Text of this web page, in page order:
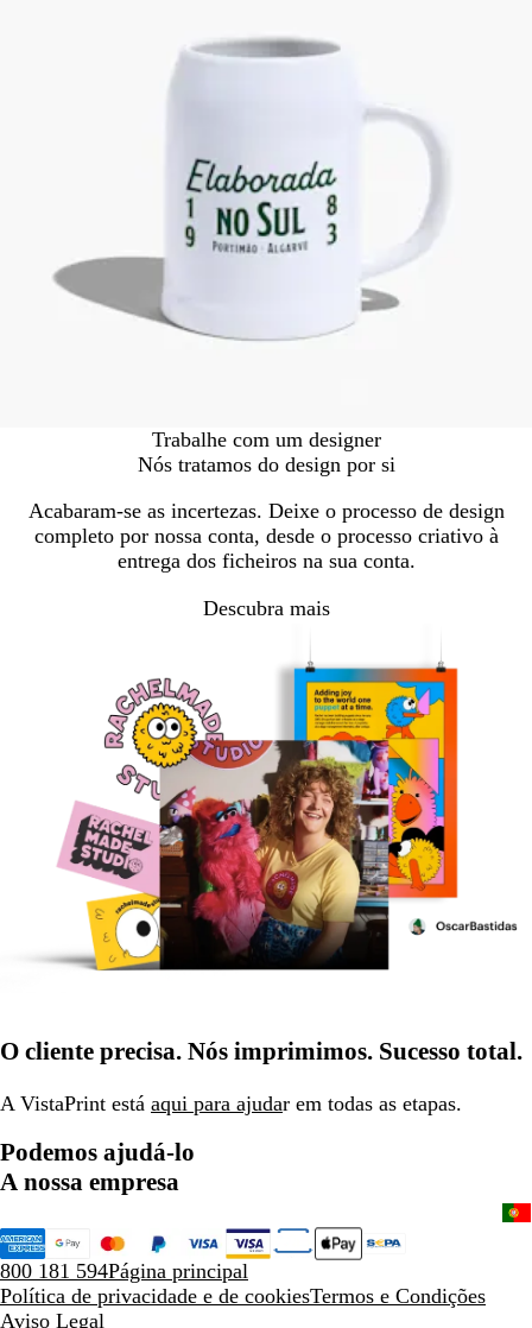
Trabalhe com um designer
Nós tratamos do design por si
Acabaram-se as incertezas. Deixe o processo de design
completo por nossa conta, desde o processo criativo à
entrega dos ficheiros na sua conta.
Descubra mais
O cliente precisa. Nós imprimimos. Sucesso total.
A VistaPrint está aqui para ajudar em todas as etapas.
Podemos ajudá-lo
A nossa empresa
800 181 594Página principal
Política de privacidade e de cookiesTermos e Condições
Aviso Legal